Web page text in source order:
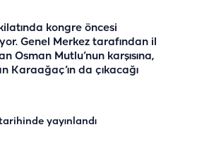
kongre öncesi
Genel Merkez tarafından il
Osman Mutlu’nun karşısına,
Karaağaç’ın da çıkacağı
yayınlandı